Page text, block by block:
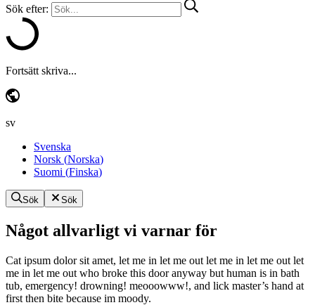
Sök efter:
Fortsätt skriva...
sv
Svenska
Norsk (Norska)
Suomi (Finska)
Sök Sök
Något allvarligt vi varnar för
Cat ipsum dolor sit amet, let me in let me out let me in let me out let
me in let me out who broke this door anyway but human is in bath
tub, emergency! drowning! meooowww!, and lick master’s hand at
first then bite because im moody.